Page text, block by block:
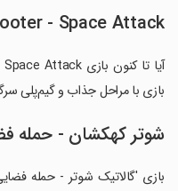
- Space Attack
بازی با مراحل جذاب و گیم‌پلی
شوتر کهکشان - حمله
بازی 'گالاتیک شوتر - حمله